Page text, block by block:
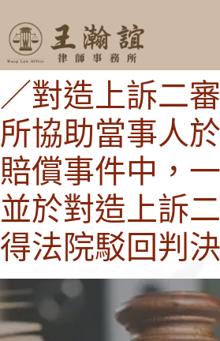
／對造上訴二
所協助當事人
賠償事件中，
並於對造上訴
得法院駁回判決